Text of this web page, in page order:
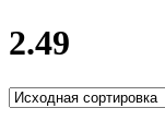
2.49